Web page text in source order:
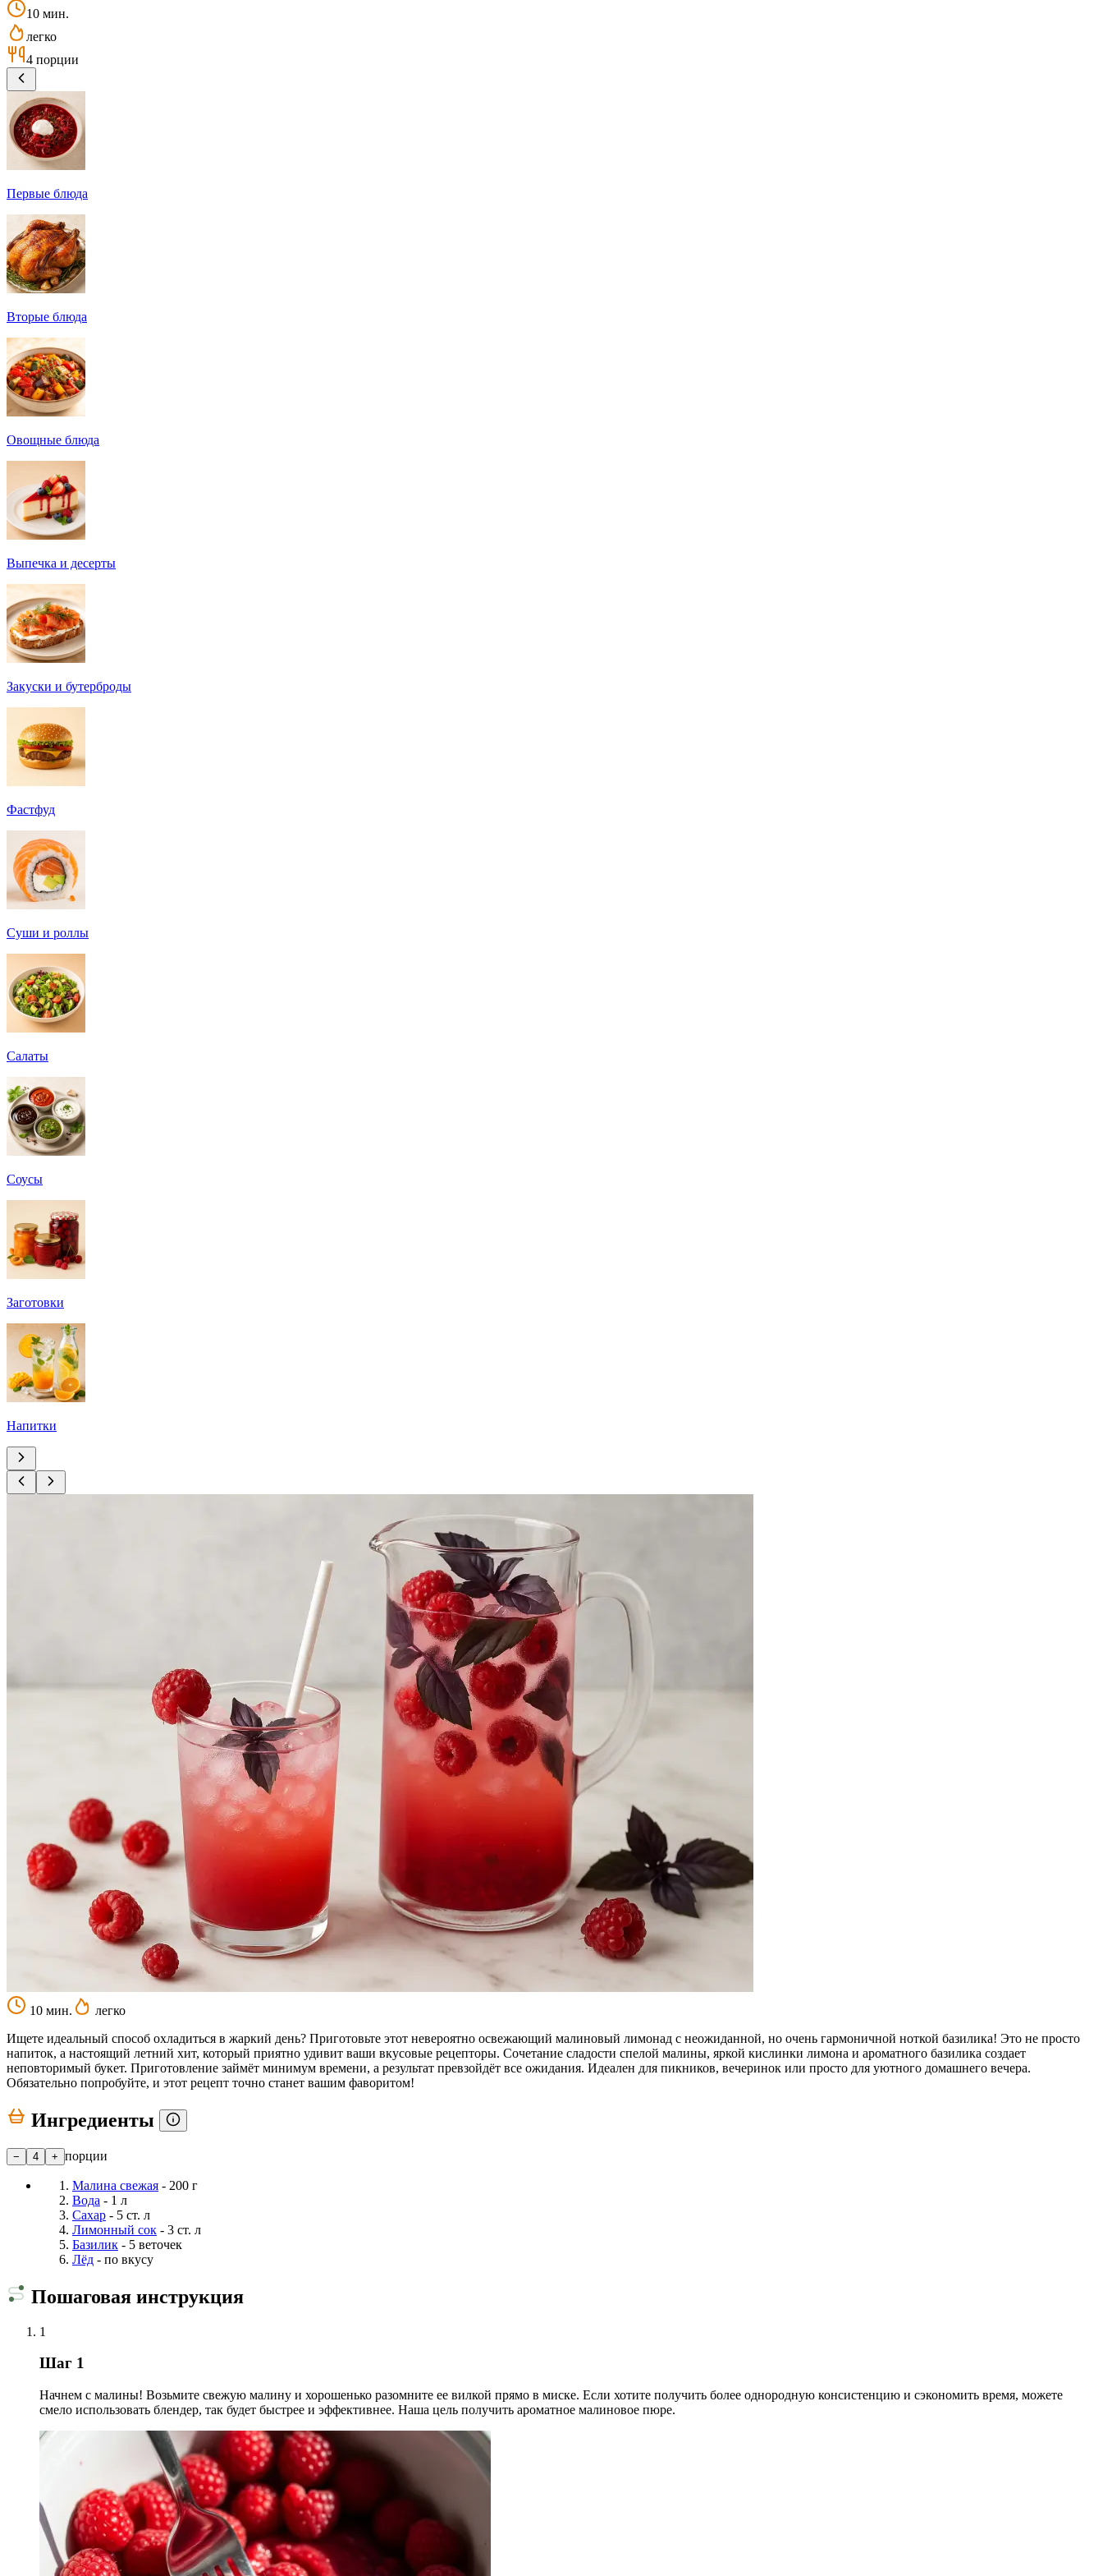
10 мин.
легко
4 порции
Первые блюда
Вторые блюда
Овощные блюда
Выпечка и десерты
Закуски и бутерброды
Фастфуд
Суши и роллы
Салаты
Соусы
Заготовки
Напитки
10 мин.
легко
Ищете идеальный способ охладиться в жаркий день? Приготовьте этот невероятно освежающий малиновый лимонад с неожиданной, но очень гармоничной ноткой базилика! Это не просто
напиток, а настоящий летний хит, который приятно удивит ваши вкусовые рецепторы. Сочетание сладости спелой малины, яркой кислинки лимона и ароматного базилика создает
неповторимый букет. Приготовление займёт минимум времени, а результат превзойдёт все ожидания. Идеален для пикников, вечеринок или просто для уютного домашнего вечера.
Обязательно попробуйте, и этот рецепт точно станет вашим фаворитом!
Ингредиенты
− 4 + порции
Малина свежая - 200 г
Вода - 1 л
Сахар - 5 ст. л
Лимонный сок - 3 ст. л
Базилик - 5 веточек
Лёд - по вкусу
Пошаговая инструкция
1
Шаг 1
Начнем с малины! Возьмите свежую малину и хорошенько разомните ее вилкой прямо в миске. Если хотите получить более однородную консистенцию и сэкономить время, можете
смело использовать блендер, так будет быстрее и эффективнее. Наша цель получить ароматное малиновое пюре.